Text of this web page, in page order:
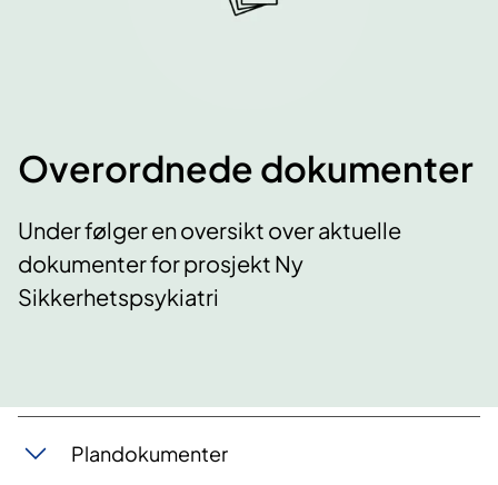
Overordnede dokumenter
Under følger en oversikt over aktuelle
dokumenter for prosjekt Ny
Sikkerhetspsykiatri
Plandokumenter